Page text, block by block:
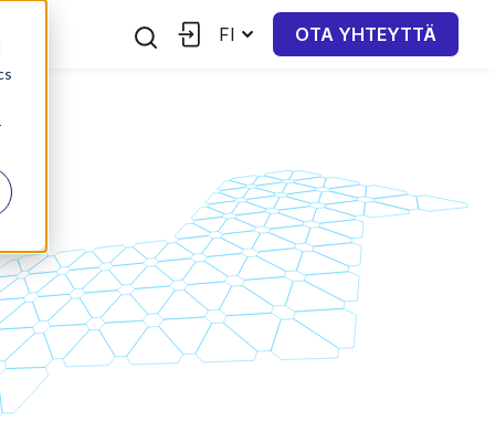
FI OTA YHTEYTTÄ